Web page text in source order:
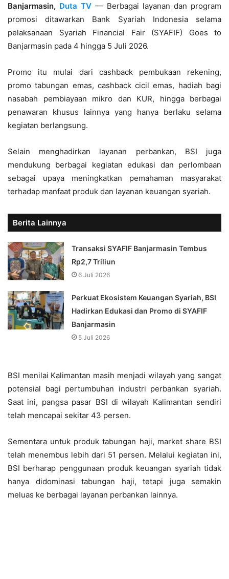
Banjarmasin, Duta TV — Berbagai layanan dan program
promosi ditawarkan Bank Syariah Indonesia selama
pelaksanaan Syariah Financial Fair (SYAFIF) Goes to
Banjarmasin pada 4 hingga 5 Juli 2026.
Promo itu mulai dari cashback pembukaan rekening,
promo tabungan emas, cashback cicil emas, hadiah bagi
nasabah pembiayaan mikro dan KUR, hingga berbagai
penawaran khusus lainnya yang hanya berlaku selama
kegiatan berlangsung.
Selain menghadirkan layanan perbankan, BSI juga
mendukung berbagai kegiatan edukasi dan perlombaan
sebagai upaya meningkatkan pemahaman masyarakat
terhadap manfaat produk dan layanan keuangan syariah.
Berita Lainnya
Transaksi SYAFIF Banjarmasin Tembus
Rp2,7 Triliun
6 Juli 2026
Perkuat Ekosistem Keuangan Syariah, BSI
Hadirkan Edukasi dan Promo di SYAFIF
Banjarmasin
5 Juli 2026
BSI menilai Kalimantan masih menjadi wilayah yang sangat
potensial bagi pertumbuhan industri perbankan syariah.
Saat ini, pangsa pasar BSI di wilayah Kalimantan sendiri
telah mencapai sekitar 43 persen.
Sementara untuk produk tabungan haji, market share BSI
telah menembus lebih dari 51 persen. Melalui kegiatan ini,
BSI berharap penggunaan produk keuangan syariah tidak
hanya didominasi tabungan haji, tetapi juga semakin
meluas ke berbagai layanan perbankan lainnya.